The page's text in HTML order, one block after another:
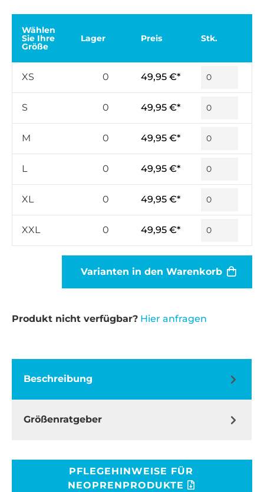
Wählen
Sie Ihre
Größe
Lager Preis Stk.
XS 0 49,95 €*
S 0 49,95 €*
M 0 49,95 €*
L 0 49,95 €*
XL 0 49,95 €*
XXL 0 49,95 €*
Varianten in den Warenkorb
Produkt nicht verfügbar? Hier anfragen
Beschreibung
Größenratgeber
PFLEGEHINWEISE FÜR
NEOPRENPRODUKTE